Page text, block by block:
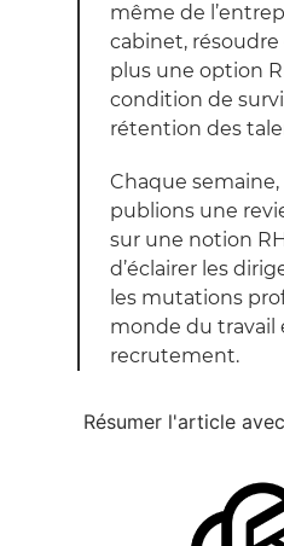
même de
cabinet, résoudre
plus une option
condition de
rétention des
Chaque
publions une
sur une notion
d’éclairer les
les mutations
monde du travail
recrutement.
Résumer l'article avec